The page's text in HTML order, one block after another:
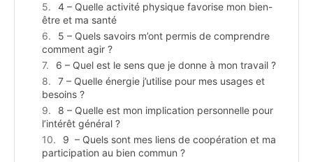
4 – Quelle activité physique favorise mon bien-
être et ma santé
5 – Quels savoirs m’ont permis de comprendre
comment agir ?
6 – Quel est le sens que je donne à mon travail ?
7 – Quelle énergie j’utilise pour mes usages et
besoins ?
8 – Quelle est mon implication personnelle pour
l’intérêt général ?
9 – Quels sont mes liens de coopération et ma
participation au bien commun ?